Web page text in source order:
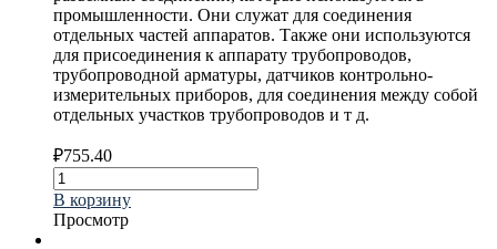
промышленности. Они служат для соединения
отдельных частей аппаратов. Также они используются
для присоединения к аппарату трубопроводов,
трубопроводной арматуры, датчиков контрольно-
измерительных приборов, для соединения между собой
отдельных участков трубопроводов и т д.
₽755.40
В корзину
Просмотр